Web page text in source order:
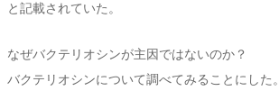
と記載されていた。
なぜバクテリオシンが主因ではないのか？
バクテリオシンについて調べてみることにした。